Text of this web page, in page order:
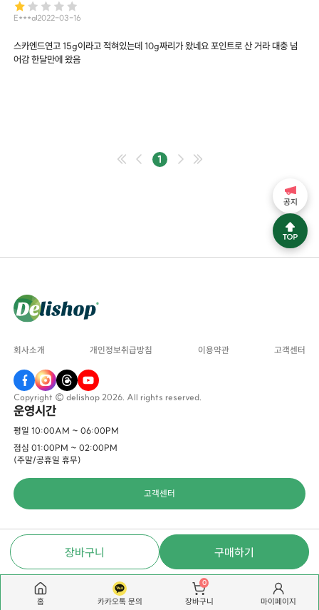
장바구니 구매하기
E***a2022-03-16
스카엔드연고 15g이라고 적혀있는데 10g짜리가 왔네요 포인트로 산 거라 대충 넘
어감 한달만에 왔음
1
회사소개 개인정보취급방침 이용약관 고객센터
Copyright © delishop 2026. All rights reserved.
운영시간
평일 10:00AM ~ 06:00PM
점심 01:00PM ~ 02:00PM
(주말/공휴일 휴무)
고객센터
공지
홈 카카오톡 문의
0
장바구니 마이페이지